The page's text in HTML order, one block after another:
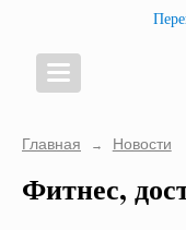
Главная → Новости
Фитнес,